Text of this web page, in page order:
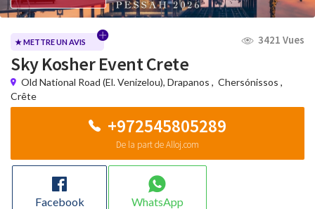
★ METTRE UN AVIS 3421 Vues
Sky Kosher Event Crete
Old National Road (El. Venizelou), Drapanos , Chersónissos ,
Crête
+972545805289
De la part de Alloj.com
Facebook WhatsApp